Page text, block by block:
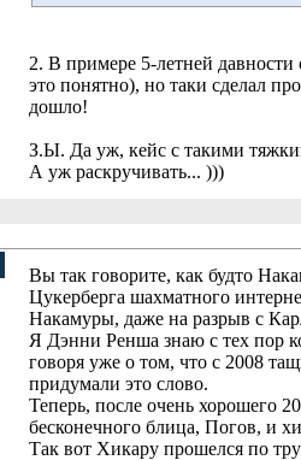
2. В примере 5-летней
это понятно), но таки сделал
дошло!
З.Ы. Да уж, кейс с такими
А уж раскручивать... )))
Вы так говорите, как будто
Цукерберга шахматного
Накамуры, даже на разрыв с
Я Дэнни Ренша знаю с тех пор
говоря уже о том, что с 2008
придумали это слово.
Теперь, после очень хорошего
бесконечного блица, Погов, и
Так вот Хикару прошелся по